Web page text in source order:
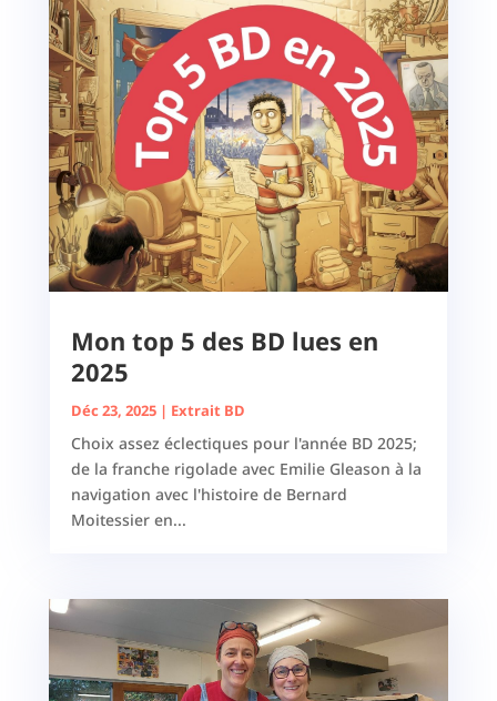
Mon top 5 des BD lues en
2025
Déc 23, 2025| Extrait BD
Choix assez éclectiques pour l'année BD 2025;
de la franche rigolade avec Emilie Gleason à la
navigation avec l'histoire de Bernard
Moitessier en...